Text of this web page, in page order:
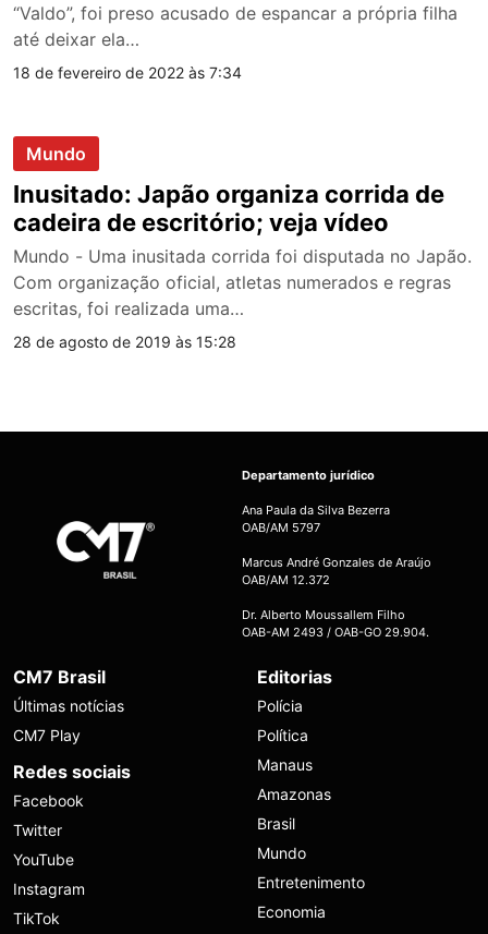
“Valdo”, foi preso acusado de espancar a própria filha
até deixar ela…
18 de fevereiro de 2022 às 7:34
Mundo
Inusitado: Japão organiza corrida de
cadeira de escritório; veja vídeo
Mundo - Uma inusitada corrida foi disputada no Japão.
Com organização oficial, atletas numerados e regras
escritas, foi realizada uma…
28 de agosto de 2019 às 15:28
Departamento jurídico
Ana Paula da Silva Bezerra
OAB/AM 5797
Marcus André Gonzales de Araújo
OAB/AM 12.372
Dr. Alberto Moussallem Filho
OAB-AM 2493 / OAB-GO 29.904.
CM7 Brasil
Últimas notícias
CM7 Play
Redes sociais
Facebook
Twitter
YouTube
Instagram
TikTok
Editorias
Polícia
Política
Manaus
Amazonas
Brasil
Mundo
Entretenimento
Economia